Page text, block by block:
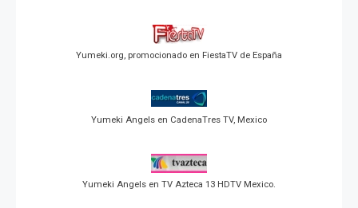
Yumeki.org, promocionado en FiestaTV de España
Yumeki Angels en CadenaTres TV, Mexico
Yumeki Angels en TV Azteca 13 HDTV Mexico.